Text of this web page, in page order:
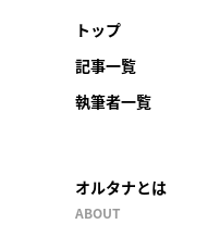
トップ
記事一覧
執筆者一覧
オルタナとは
ABOUT